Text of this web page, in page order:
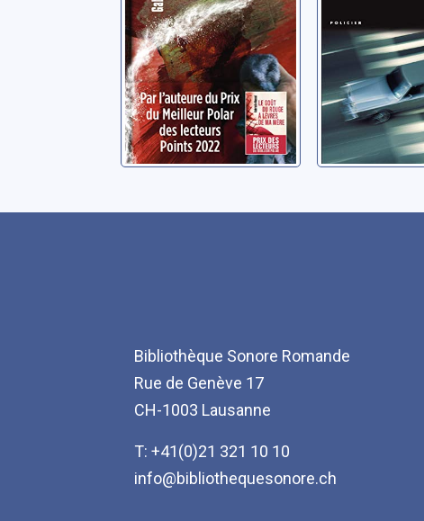
Bibliothèque Sonore Romande
Rue de Genève 17
CH-1003 Lausanne
T: +41(0)21 321 10 10
info@bibliothequesonore.ch